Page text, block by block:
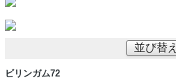
並び替え
ビリンガム72